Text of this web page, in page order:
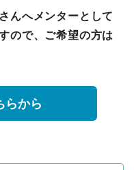
んへメンターとして
ので、ご希望の方は
らから